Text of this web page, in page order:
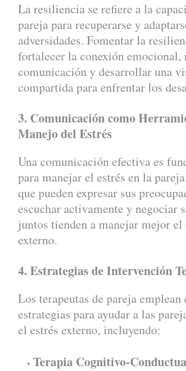
La resiliencia se refiere a la
pareja para recuperarse y
adversidades. Fomentar la
fortalecer la conexión emocional,
comunicación y desarrollar una
compartida para enfrentar los
3. Comunicación como
Manejo del Estrés
Una comunicación efectiva es
para manejar el estrés en la
que pueden expresar sus
escuchar activamente y negociar
juntos tienden a manejar mejor el
externo.
4. Estrategias de Intervención
Los terapeutas de pareja emplean
estrategias para ayudar a las
el estrés externo, incluyendo:
Terapia Cognitivo-